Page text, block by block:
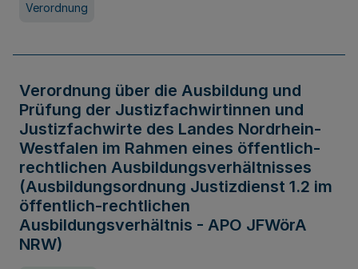
Verordnung
Verordnung über die Ausbildung und
Prüfung der Justizfachwirtinnen und
Justizfachwirte des Landes Nordrhein-
Westfalen im Rahmen eines öffentlich-
rechtlichen Ausbildungsverhältnisses
(Ausbildungsordnung Justizdienst 1.2 im
öffentlich-rechtlichen
Ausbildungsverhältnis - APO JFWörA
NRW)